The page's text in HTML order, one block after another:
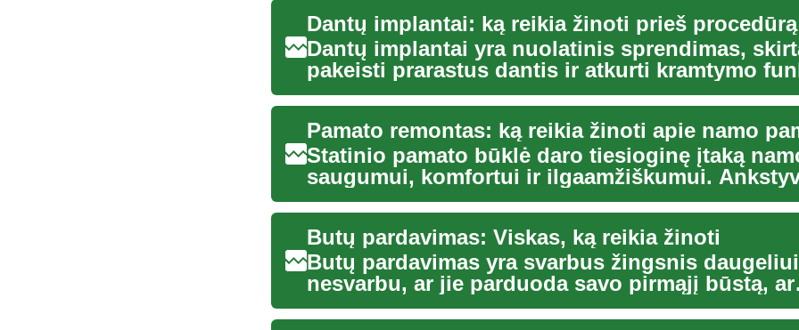
Dantų implantai: ką reikia žinoti prieš procedūrą
Dantų implantai yra nuolatinis sprendimas,
pakeisti prarastus dantis ir atkurti kramtymo
estetik...
Pamato remontas: ką reikia žinoti apie namo
Statinio pamato būklė daro tiesioginę įtaką
saugumui, komfortui ir ilgaamžiškumui.
problemų atpažinima...
Butų pardavimas: Viskas, ką reikia žinoti
Butų pardavimas yra svarbus žingsnis
nesvarbu, ar jie parduoda savo pirmąjį būstą, ar
investuoja į ...